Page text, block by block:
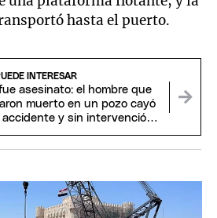
hasta el puerto.
INTERESAR
asesinato: el hombre que
muerto en un pozo cayó
accidente y sin intervención